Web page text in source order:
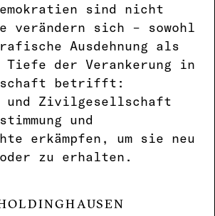
sind nicht
sich – sowohl
Ausdehnung als
Tiefe der Verankerung in
betrifft:
und Zivilgesellschaft
und
erkämpfen, um sie neu
oder zu erhalten.